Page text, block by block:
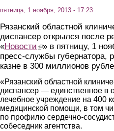
пятница, 1 ноября, 2013 - 17:23
Рязанский областной
диспансер открылся после
«Новости (link is external)
» в пятницу, 1
пресс-службы губернатора,
казне в 300 миллионов
«Рязанский областной
диспансер — единственное в
лечебное учреждение на 400
медицинской помощи, в том
по профилю сердечно-
собеседник агентства.